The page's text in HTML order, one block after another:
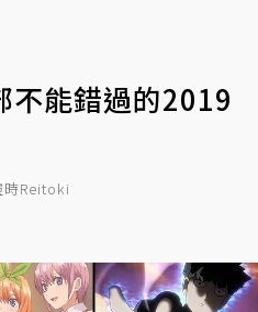
不能錯過的2019
時Reitoki